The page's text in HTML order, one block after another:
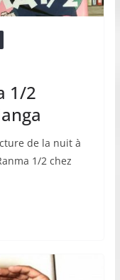
1/2
de la nuit à
1/2 chez